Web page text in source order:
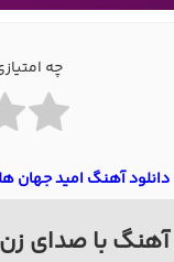
چه
دانلود آهنگ امید جهان
با صدای